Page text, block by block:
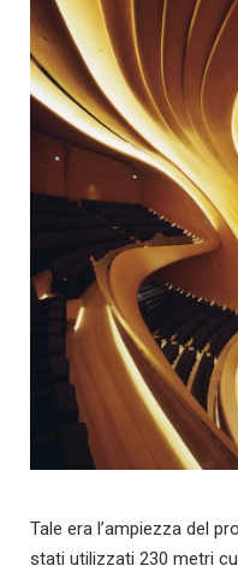
Tale era l’ampiezza del
stati utilizzati 230 metri